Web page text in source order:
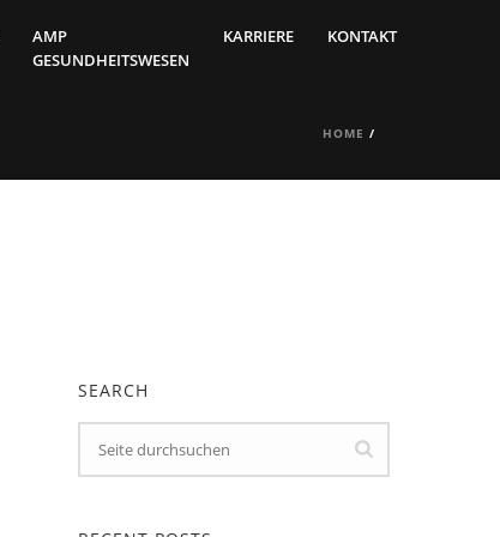
AMP
GESUNDHEITSWESEN
KARRIERE KONTAKT
HOME /
SEARCH